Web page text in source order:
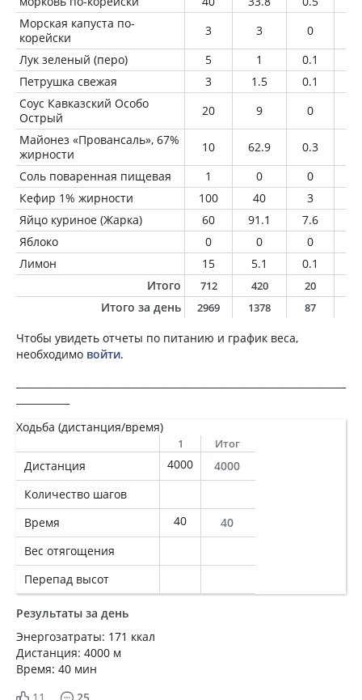
Морская капуста по-
корейски
3 3 0
Лук зеленый (перо)
5 1 0.1
Петрушка свежая
3 1.5 0.1
Соус Кавказский Особо
Острый
20 9 0
Майонез «Провансаль», 67%
жирности
10 62.9 0.3
Соль поваренная пищевая
1 0 0
Кефир 1% жирности
100 40 3
Яйцо куриное (Жарка)
60 91.1 7.6
Яблоко
0 0 0
Лимон
15 5.1 0.1
Итого
712 420 20
Итого за день 2969 1378 87
Чтобы увидеть отчеты по питанию и график веса,
необходимо войти.
Ходьба (дистанция/время)
1 Итог
Дистанция 4000
4000
Количество шагов
Время
40
40
Вес отягощения
Перепад высот
Результаты за день
Энергозатраты: 171 ккал
Дистанция: 4000 м
Время: 40 мин